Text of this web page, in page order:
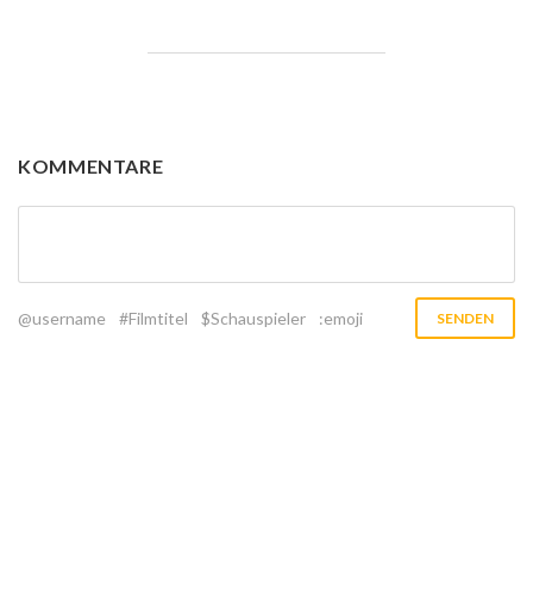
KOMMENTARE
@username #Filmtitel $Schauspieler :emoji